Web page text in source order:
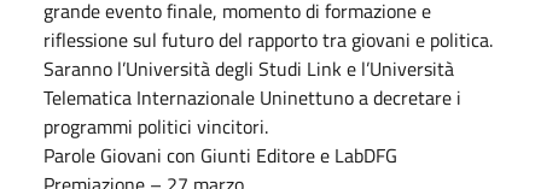
grande evento finale, momento di formazione e
riflessione sul futuro del rapporto tra giovani e politica.
Saranno l’Università degli Studi Link e l’Università
Telematica Internazionale Uninettuno a decretare i
programmi politici vincitori.
Parole Giovani con Giunti Editore e LabDFG